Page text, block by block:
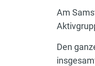
Am
Den